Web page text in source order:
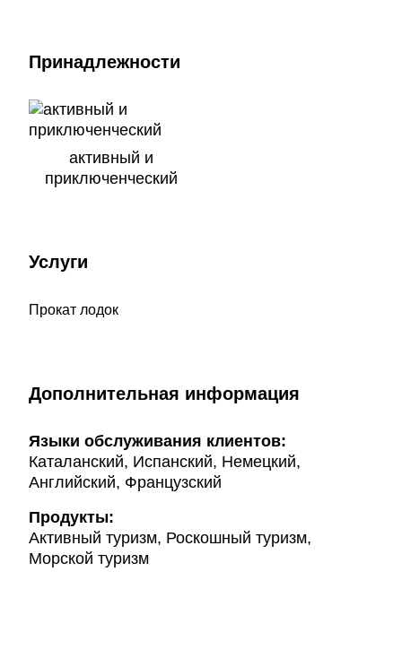
Принадлежности
активный и
приключенческий
Услуги
Прокат лодок
Дополнительная информация
Языки обслуживания клиентов:
Каталанский, Испанский, Немецкий,
Английский, Французский
Продукты:
Активный туризм, Роскошный туризм,
Морской туризм